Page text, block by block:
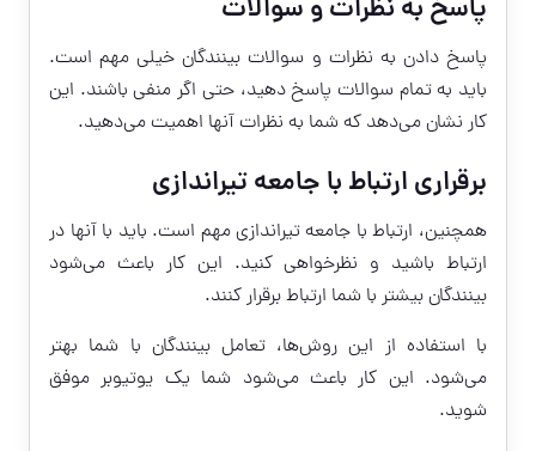
پاسخ به نظرات و سوالات
پاسخ دادن به نظرات و سوالات بینندگان خیلی مهم است.
باید به تمام سوالات پاسخ دهید، حتی اگر منفی باشند. این
کار نشان می‌دهد که شما به نظرات آنها اهمیت می‌دهید.
برقراری ارتباط با جامعه تیراندازی
همچنین، ارتباط با جامعه تیراندازی مهم است. باید با آنها در
ارتباط باشید و نظرخواهی کنید. این کار باعث می‌شود
بینندگان بیشتر با شما ارتباط برقرار کنند.
با استفاده از این روش‌ها، تعامل بینندگان با شما بهتر
می‌شود. این کار باعث می‌شود شما یک یوتیوبر موفق
شوید.